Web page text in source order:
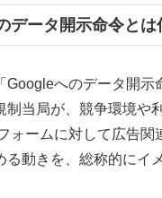
データ開示命令とは
Googleへのデータ開示
制当局が、競争環境や
ォームに対して広告関
る動きを、総称的にイ